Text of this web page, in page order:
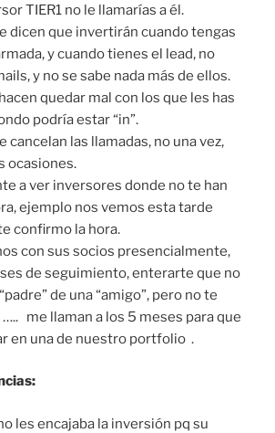
TIER1 no le llamarías a él.
dicen que invertirán cuando tengas
y cuando tienes el lead, no
y no se sabe nada más de ellos.
quedar mal con los que les has
podría estar “in”.
cancelan las llamadas, no una vez,
ocasiones.
a ver inversores donde no te han
ejemplo nos vemos esta tarde
confirmo la hora.
con sus socios presencialmente,
de seguimiento, enterarte que no
de una “amigo”, pero no te
me llaman a los 5 meses para que
en una de nuestro portfolio .
les encajaba la inversión pq su